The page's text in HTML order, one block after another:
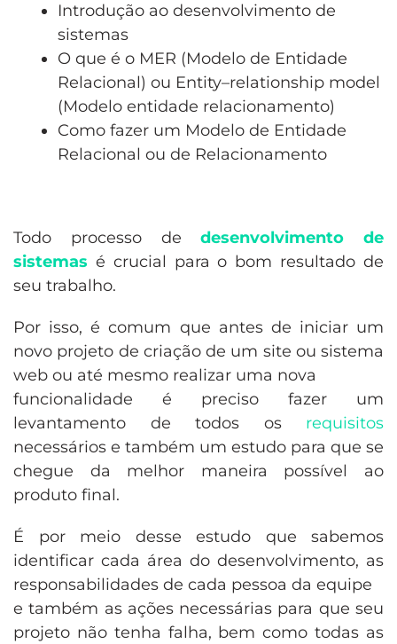
Introdução ao desenvolvimento de
sistemas
O que é o MER (Modelo de Entidade
Relacional) ou Entity–relationship model
(Modelo entidade relacionamento)
Como fazer um Modelo de Entidade
Relacional ou de Relacionamento
Todo processo dedesenvolvimento de
sistemas é crucial para o bom resultado de
seu trabalho.
Por isso, é comum que antes de iniciar um
novo projeto de criação de um site ou sistema
web ou até mesmo realizar uma nova
funcionalidade é preciso fazer um
levantamento de todos os requisitos
necessários e também um estudo para que se
chegue da melhor maneira possível ao
produto final.
É por meio desse estudo que sabemos
identificar cada área do desenvolvimento, as
responsabilidades de cada pessoa da equipe
e também as ações necessárias para que seu
projeto não tenha falha, bem como todas as